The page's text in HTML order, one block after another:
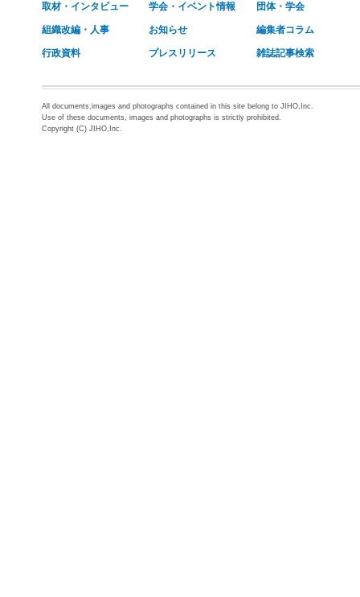
取材・インタビュー 学会・イベント情報 団体・学会
組織改編・人事 お知らせ 編集者コラム
行政資料 プレスリリース 雑誌記事検索
All documents,images and photographs contained in this site belong to JIHO,Inc.
Use of these documents, images and photographs is strictly prohibited.
Copyright (C) JIHO,Inc.